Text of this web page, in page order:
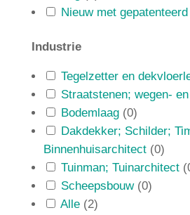
Nieuw met
Industrie
Tegelzetter en
Straatstenen; wegen-
Bodemlaag (0)
Dakdekker; Schilder;
Binnenhuisarchitect (0)
Tuinman; Tuinarchitect (
Scheepsbouw (0)
Alle (2)